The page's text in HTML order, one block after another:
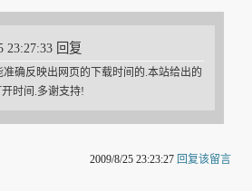
23:27:33 回复
确反映出网页的下载时间的.本站给出的
时间.多谢支持!
2009/8/25 23:23:27 回复该留言